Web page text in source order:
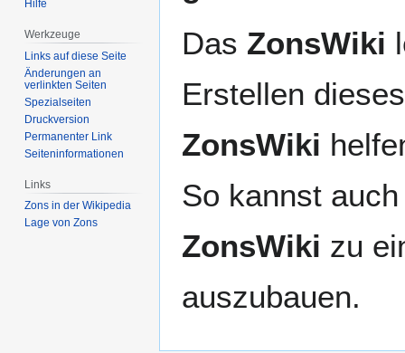
Das ZonsWiki
Erstellen
ZonsWiki
So kannst
ZonsWiki zu
auszubauen.
Hilfe
Werkzeuge
Links auf diese Seite
Änderungen an
verlinkten Seiten
Spezialseiten
Druckversion
Permanenter Link
Seiten­­informationen
Links
Zons in der Wikipedia
Lage von Zons